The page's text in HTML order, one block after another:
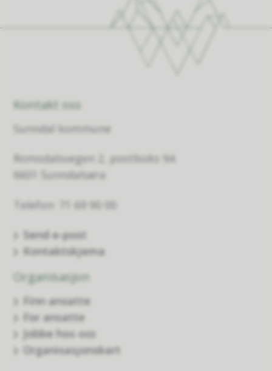
Kontakt oss
Sunndal kommune
Romsdalsvegen 2, postboks 94
6601 Sunndalsøra
Telefon: 71 69 90 00
Send e-post
Kontaktskjema
Organisasjon
Finn ansatte
For ansatte
Jobbe hos oss
Organisasjonskart